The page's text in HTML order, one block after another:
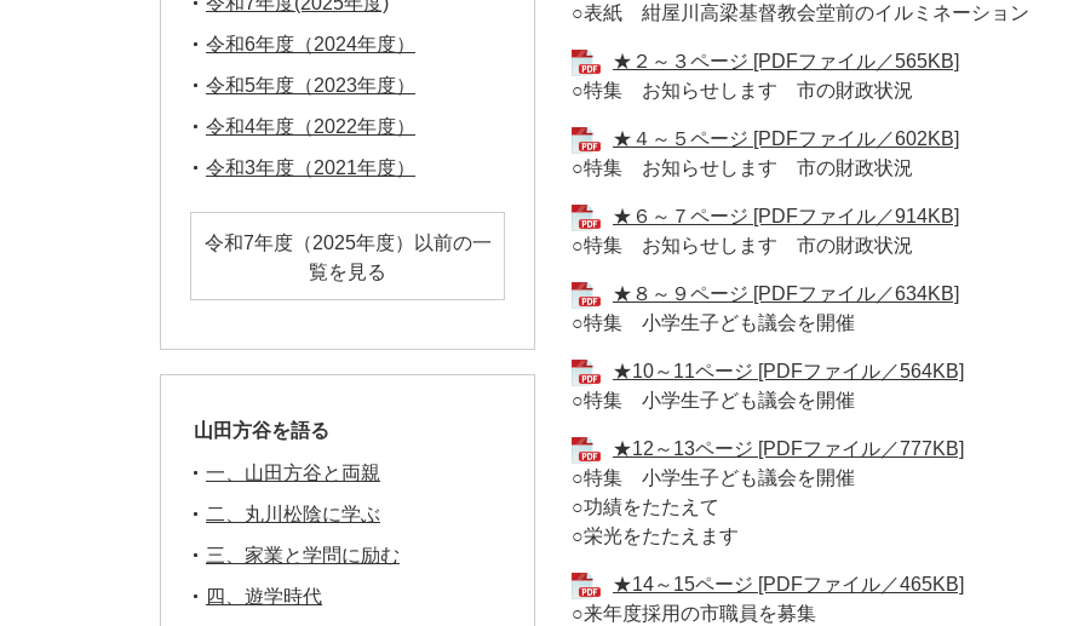
○表紙 紺屋川高梁基督教会堂前のイルミネーション
★２～３ページ [PDFファイル／565KB]
○特集 お知らせします 市の財政状況
★４～５ページ [PDFファイル／602KB]
○特集 お知らせします 市の財政状況
★６～７ページ [PDFファイル／914KB]
○特集 お知らせします 市の財政状況
★８～９ページ [PDFファイル／634KB]
○特集 小学生子ども議会を開催
★10～11ページ [PDFファイル／564KB]
○特集 小学生子ども議会を開催
★12～13ページ [PDFファイル／777KB]
○特集 小学生子ども議会を開催
○功績をたたえて
○栄光をたたえます
★14～15ページ [PDFファイル／465KB]
○来年度採用の市職員を募集
令和6年度（2024年度）
令和5年度（2023年度）
令和4年度（2022年度）
令和3年度（2021年度）
令和7年度（2025年度）以前の一
覧を見る
山田方谷を語る
一、山田方谷と両親
二、丸川松陰に学ぶ
三、家業と学問に励む
四、遊学時代